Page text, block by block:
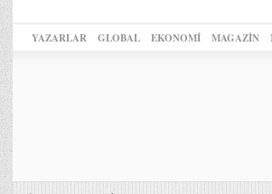
YAZARLAR GLOBAL EKONOMİ MAGAZİN